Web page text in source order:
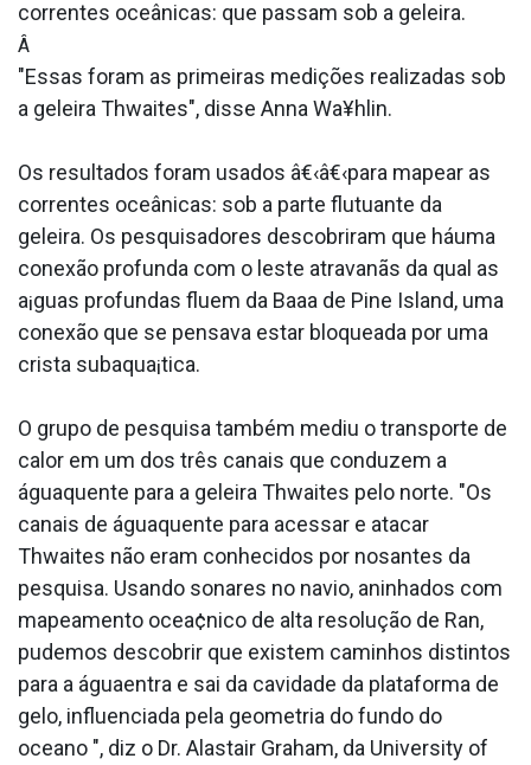
correntes oceânicas: que passam sob a geleira.
Â
"Essas foram as primeiras medições realizadas sob
a geleira Thwaites", disse Anna Wa¥hlin.
Os resultados foram usados â€‹â€‹para mapear as
correntes oceânicas: sob a parte flutuante da
geleira. Os pesquisadores descobriram que háuma
conexão profunda com o leste atravanãs da qual as
a¡guas profundas fluem da Baa­a de Pine Island, uma
conexão que se pensava estar bloqueada por uma
crista subaqua¡tica.
O grupo de pesquisa também mediu o transporte de
calor em um dos três canais que conduzem a
águaquente para a geleira Thwaites pelo norte. "Os
canais de águaquente para acessar e atacar
Thwaites não eram conhecidos por nosantes da
pesquisa. Usando sonares no navio, aninhados com
mapeamento ocea¢nico de alta resolução de Ran,
pudemos descobrir que existem caminhos distintos
para a águaentra e sai da cavidade da plataforma de
gelo, influenciada pela geometria do fundo do
oceano ", diz o Dr. Alastair Graham, da University of